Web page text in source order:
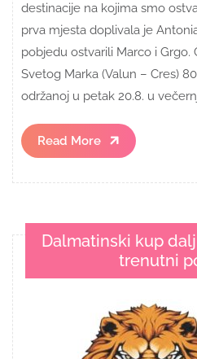
destinacije na kojima smo
prva mjesta doplivala je
pobjedu ostvarili Marco i Grgo.
Svetog Marka (Valun – Cres)
održanoj u petak 20.8. u
Read More
Read
More
Dalmatinski kup
trenutni